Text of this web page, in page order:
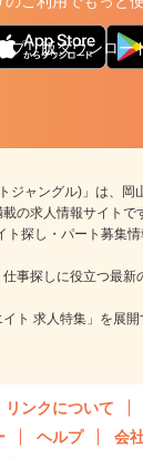
プリ版ダウンロー
ジャングル)」は、岡
の求人情報サイトで
ト探し・パート募集
事探しに役立つ最新
ト 求人特集」を展
リンクについて
ヘルプ 会